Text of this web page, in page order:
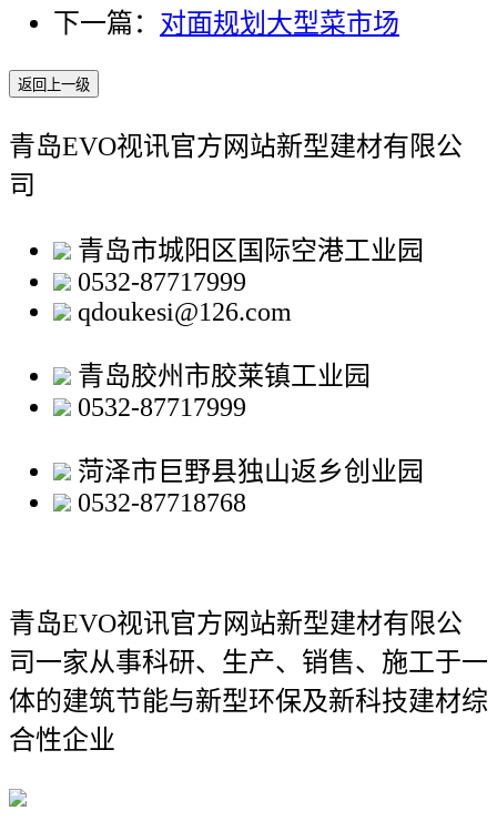
下一篇： 对面规划大型菜市场
返回上一级
青岛EVO视讯官方网站新型建材有限公
司
青岛市城阳区国际空港工业园
0532-87717999
qdoukesi@126.com
青岛胶州市胶莱镇工业园
0532-87717999
菏泽市巨野县独山返乡创业园
0532-87718768
青岛EVO视讯官方网站新型建材有限公
司一家从事科研、生产、销售、施工于一
体的建筑节能与新型环保及新科技建材综
合性企业